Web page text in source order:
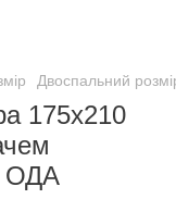
Двоспальний
175х210
ОДА